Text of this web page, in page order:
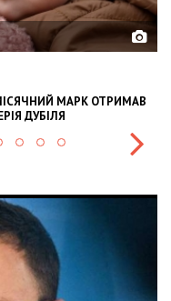
МАРК ОТРИМАВ
ДУБІЛЯ